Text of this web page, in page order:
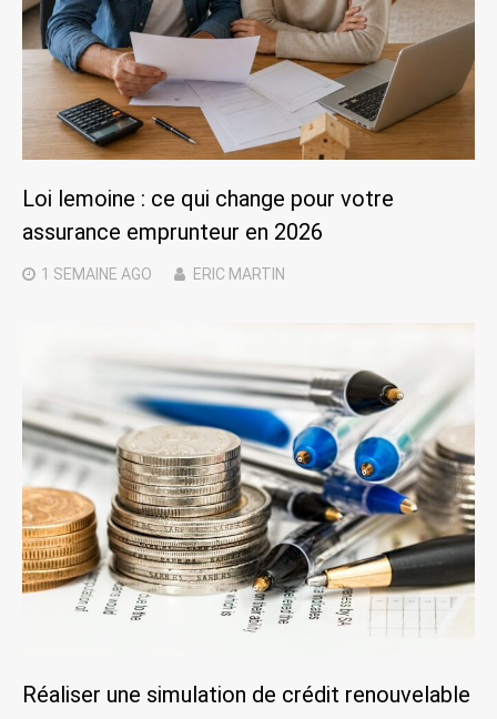
Loi lemoine : ce qui change pour votre
assurance emprunteur en 2026
1 SEMAINE AGO ERIC MARTIN
Réaliser une simulation de crédit renouvelable